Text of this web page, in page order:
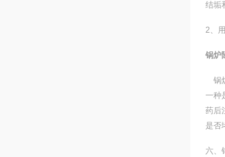
结垢
2、
锅炉
锅
一种
药后
是否
六、